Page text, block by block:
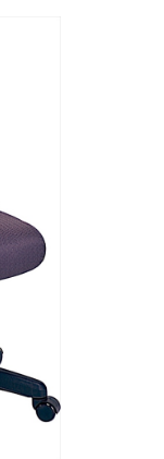
適なチェア。
ア。